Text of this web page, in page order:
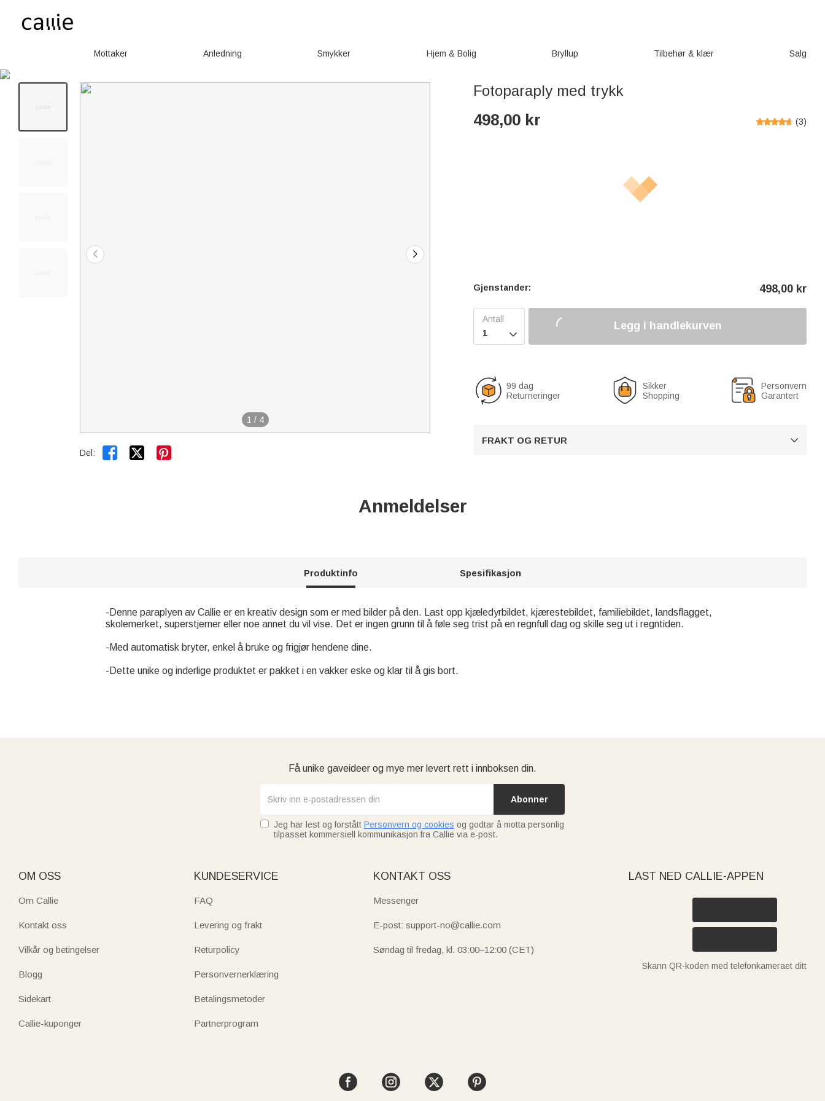
Mottaker Anledning Smykker Hjem & Bolig Bryllup Tilbehør & klær Salg
1 / 4
Del:  
Fotoparaply med trykk
498,00 kr (3)
Gjenstander: 498,00 kr

Legg i handlekurven
99 dag
Returneringer
Sikker
Shopping
Personvern
Garantert
FRAKT OG RETUR 
Anmeldelser
Produktinfo Spesifikasjon
-Denne paraplyen av Callie er en kreativ design som er med bilder på den. Last opp kjæledyrbildet, kjærestebildet, familiebildet, landsflagget,
skolemerket, superstjerner eller noe annet du vil vise. Det er ingen grunn til å føle seg trist på en regnfull dag og skille seg ut i regntiden.
-Med automatisk bryter, enkel å bruke og frigjør hendene dine.
-Dette unike og inderlige produktet er pakket i en vakker eske og klar til å gis bort.
Få unike gaveideer og mye mer levert rett i innboksen din.
Abonner
Jeg har lest og forstått Personvern og cookies og godtar å motta personlig
tilpasset kommersiell kommunikasjon fra Callie via e-post.
OM OSS
Om Callie
Kontakt oss
Vilkår og betingelser
Blogg
Sidekart
Callie-kuponger
KUNDESERVICE
FAQ
Levering og frakt
Returpolicy
Personvernerklæring
Betalingsmetoder
Partnerprogram
KONTAKT OSS
Messenger
E-post: support-no@callie.com
Søndag til fredag, kl. 03:00–12:00 (CET)
LAST NED CALLIE-APPEN
Skann QR-koden med telefonkameraet ditt